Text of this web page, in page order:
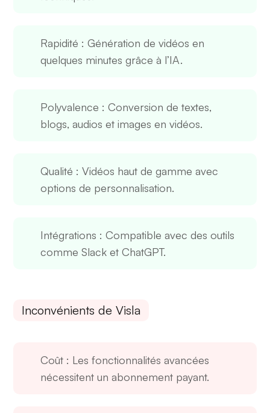
Rapidité : Génération de vidéos en
quelques minutes grâce à l’IA.
Polyvalence : Conversion de textes,
blogs, audios et images en vidéos.
Qualité : Vidéos haut de gamme avec
options de personnalisation.
Intégrations : Compatible avec des outils
comme Slack et ChatGPT.
Inconvénients de Visla
Coût : Les fonctionnalités avancées
nécessitent un abonnement payant.